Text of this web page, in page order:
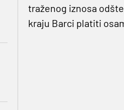
traženog iznosa
kraju Barci platiti